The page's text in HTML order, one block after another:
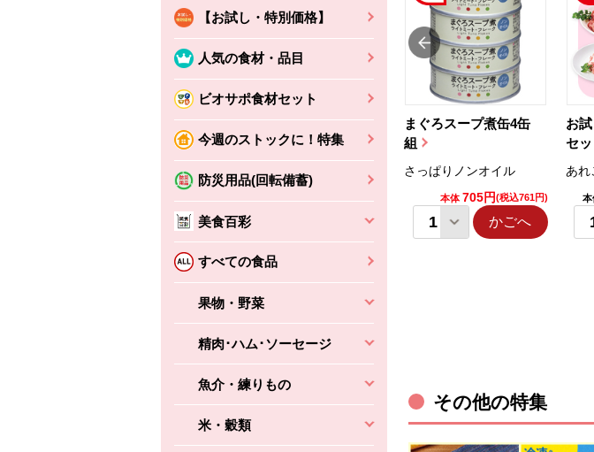
【お試し・特別価格】
人気の食材・品目
ビオサポ食材セット
今週のストックに！特集
防災用品(回転備蓄)
美食百彩
すべての食品
果物・野菜
精肉･ハム･ソーセージ
魚介・練りもの
米・穀類
まぐろスープ煮缶4缶
組
さっぱりノンオイル
本体 705円(税込761円)
かごへ
お
セ
あれ
本
ちょこっと揚げ（香
えびの風味がぶわっ！
かごへ
バルサミコ
本体2,160円 (税込2,333円)
かごへ
その他の特集